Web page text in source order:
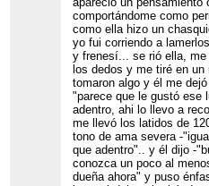
comportándome como
como ella hizo un
yo fui corriendo a
y frenesí... se rió ella,
los dedos y me tiré en
tomaron algo y él me
"parece que le gustó ese
adentro, ahi lo llevo a
me llevó los latidos de
tono de ama severa -
que adentro".. y él dijo -
conozca un poco al
dueña ahora" y puso